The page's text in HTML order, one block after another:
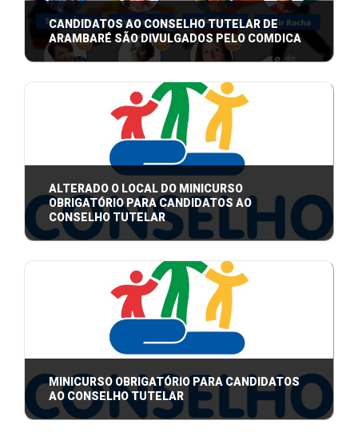
CANDIDATOS AO CONSELHO TUTELAR DE
ARAMBARÉ SÃO DIVULGADOS PELO COMDICA
Conheça os Candidatos que Buscam Proteger os
Direitos de Crianças e Adolescentes em Ar ...
ALTERADO O LOCAL DO MINICURSO
OBRIGATÓRIO PARA CANDIDATOS AO
CONSELHO TUTELAR
A Comissão Especial Eleitoral informa a todos os
candidatos ao Conselho Tutelar de Ara ...
MINICURSO OBRIGATÓRIO PARA CANDIDATOS
AO CONSELHO TUTELAR